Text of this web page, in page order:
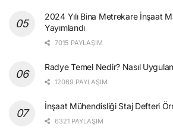
2024 Yılı Bina Metrekare İnşaat
Yayımlandı
7015 PAYLAŞIM
Radye Temel Nedir? Nasıl
12069 PAYLAŞIM
İnşaat Mühendisliği Staj Defteri
6321 PAYLAŞIM